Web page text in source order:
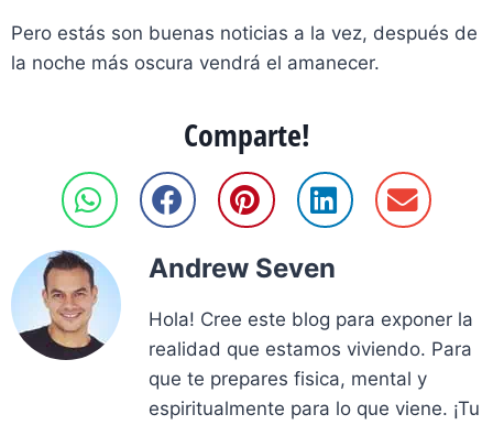
Pero estás son buenas noticias a la vez, después de
la noche más oscura vendrá el amanecer.
Comparte!
Andrew Seven
Hola! Cree este blog para exponer la
realidad que estamos viviendo. Para
que te prepares fisica, mental y
espiritualmente para lo que viene. ¡Tu